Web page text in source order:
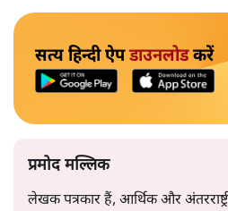
सत्य हिन्दी ऐपडाउनलोडकरें
प्रमोद मल्लिक
लेखक पत्रकार हैं, आर्थिक और